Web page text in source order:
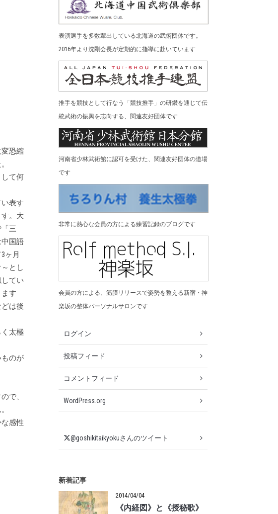
恐縮
て何
表す
。大
三
国語
ヶ月
とし
てい
す
は後
太極
のが
で、
感性
表演選手を多数輩出している北海道の武術団体です。
2016年より沈剛会長が定期的に指導に赴いています
推手を競技として行なう「競技推手」の研鑽を通じて伝
統武術の振興を志向する、関連友好団体です
河南省少林武術館に認可を受けた、関連友好団体の道場
です
非常に熱心な会員の方による練習記録のブログです
会員の方による、筋膜リリースで姿勢を整える新宿・神
楽坂の整体パーソナルサロンです
ログイン
投稿フィード
コメントフィード
WordPress.org
@goshikitaikyokuさんのツイート
新着記事
2014/04/04
《内経図》と《授秘歌》